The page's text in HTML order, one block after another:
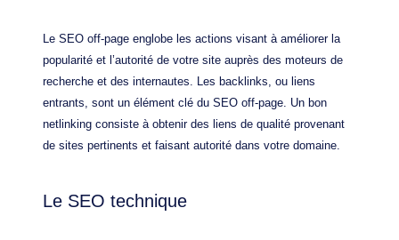
Le SEO off-page englobe les actions visant à améliorer la
popularité et l’autorité de votre site auprès des moteurs de
recherche et des internautes. Les backlinks, ou liens
entrants, sont un élément clé du SEO off-page. Un bon
netlinking consiste à obtenir des liens de qualité provenant
de sites pertinents et faisant autorité dans votre domaine.
Le SEO technique